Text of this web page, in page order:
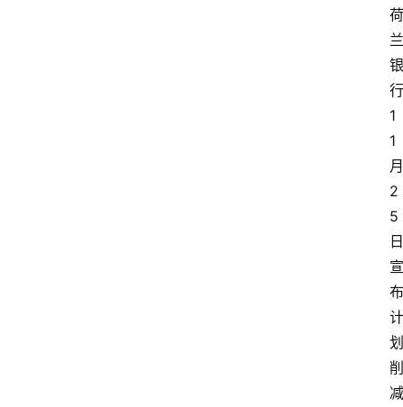
荷
兰
银
行
1
1
月
2
5
日
宣
布
计
划
削
减